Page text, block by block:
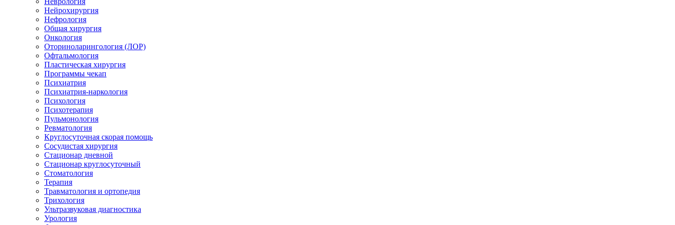
Нейрохирургия
Нефрология
Общая хирургия
Онкология
Оториноларингология (ЛОР)
Офтальмология
Пластическая хирургия
Программы чекап
Психиатрия
Психиатрия-наркология
Психология
Психотерапия
Пульмонология
Ревматология
Круглосуточная скорая помощь
Сосудистая хирургия
Стационар дневной
Стационар круглосуточный
Стоматология
Терапия
Травматология и ортопедия
Трихология
Ультразвуковая диагностика
Урология